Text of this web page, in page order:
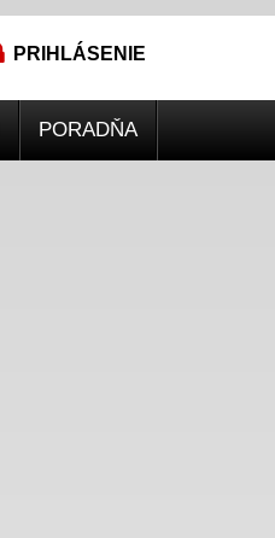
PRIHLÁSENIE
PORADŇA